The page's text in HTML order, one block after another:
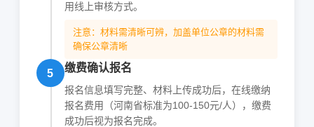
用线上审核方式。
注意：材料需清晰可辨，加盖单位公章的材料需
确保公章清晰
5 缴费确认报名
报名信息填写完整、材料上传成功后，在线缴纳
报名费用（河南省标准为100-150元/人），缴费
成功后视为报名完成。